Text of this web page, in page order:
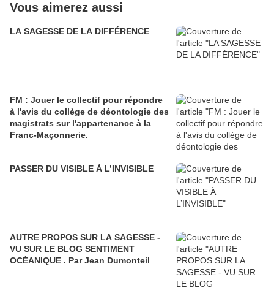
Vous aimerez aussi
LA SAGESSE DE LA DIFFÉRENCE
FM : Jouer le collectif pour répondre
à l'avis du collège de déontologie des
magistrats sur l'appartenance à la
Franc-Maçonnerie.
PASSER DU VISIBLE À L’INVISIBLE
AUTRE PROPOS SUR LA SAGESSE -
VU SUR LE BLOG SENTIMENT
OCÉANIQUE . Par Jean Dumonteil